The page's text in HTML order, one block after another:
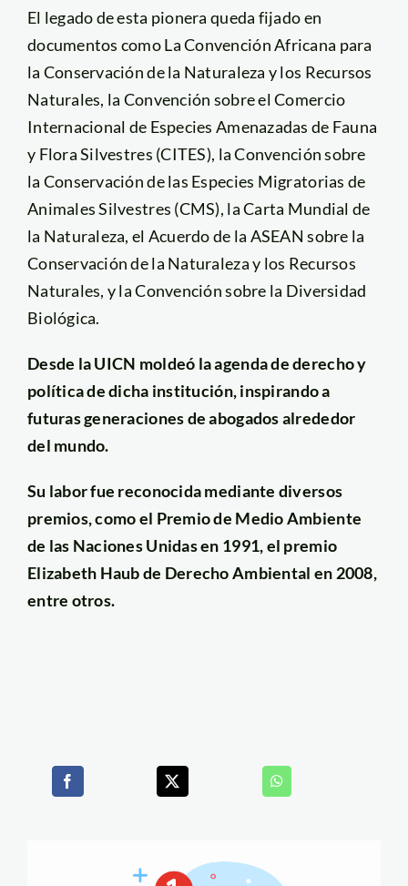
El legado de esta pionera queda fijado en
documentos como La Convención Africana para
la Conservación de la Naturaleza y los Recursos
Naturales, la Convención sobre el Comercio
Internacional de Especies Amenazadas de Fauna
y Flora Silvestres (CITES), la Convención sobre
la Conservación de las Especies Migratorias de
Animales Silvestres (CMS), la Carta Mundial de
la Naturaleza, el Acuerdo de la ASEAN sobre la
Conservación de la Naturaleza y los Recursos
Naturales, y la Convención sobre la Diversidad
Biológica.
Desde la UICN moldeó la agenda de derecho y
política de dicha institución, inspirando a
futuras generaciones de abogados alrededor
del mundo.
Su labor fue reconocida mediante diversos
premios, como el Premio de Medio Ambiente
de las Naciones Unidas en 1991, el premio
Elizabeth Haub de Derecho Ambiental en 2008,
entre otros.